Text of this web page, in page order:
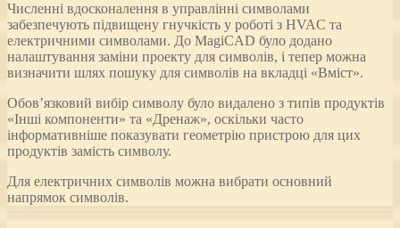
Численні вдосконалення в управлінні символами
забезпечують підвищену гнучкість у роботі з HVAC та
електричними символами. До MagiCAD було додано
налаштування заміни проекту для символів, і тепер можна
визначити шлях пошуку для символів на вкладці «Вміст».
Обов’язковий вибір символу було видалено з типів продуктів
«Інші компоненти» та «Дренаж», оскільки часто
інформативніше показувати геометрію пристрою для цих
продуктів замість символу.
Для електричних символів можна вибрати основний
напрямок символів.